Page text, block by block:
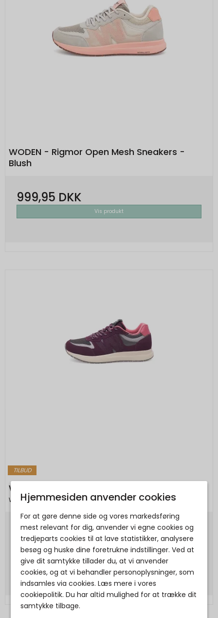
WODEN - Rigmor Open Mesh Sneakers -
Blush
999,95 DKK
Vis produkt
TILBUD
WODEN - Rigmor Open Mesh - Cherry
Woden
999,95 DKK
499,98 DKK
Vis produkt
Hjemmesiden anvender cookies
For at gøre denne side og vores markedsføring
mest relevant for dig, anvender vi egne cookies og
tredjeparts cookies til at lave statistikker, analysere
besøg og huske dine foretrukne indstillinger. Ved at
give dit samtykke tillader du, at vi anvender
cookies, og at vi behandler personoplysninger, som
indsamles via cookies. Læs mere i vores
cookiepolitik. Du har altid mulighed for at trække dit
samtykke tilbage.